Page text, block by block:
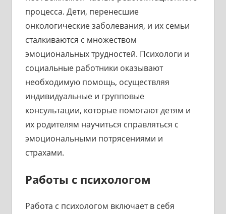
процесса. Дети, перенесшие
онкологические заболевания, и их семьи
сталкиваются с множеством
эмоциональных трудностей. Психологи и
социальные работники оказывают
необходимую помощь, осуществляя
индивидуальные и групповые
консультации, которые помогают детям и
их родителям научиться справляться с
эмоциональными потрясениями и
страхами.
Работы с психологом
Работа с психологом включает в себя